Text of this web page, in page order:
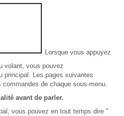
Lorsque vous appuyez
volant, vous pouvez
principal. Les pages suivantes
de chaque sous-menu.
avant de parler.
vous pouvez en tout temps dire "